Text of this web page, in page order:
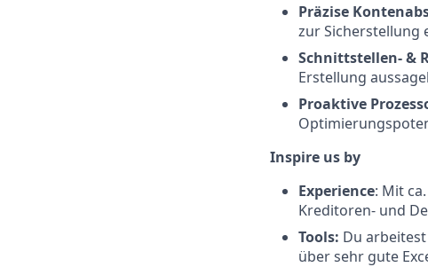
Präzise
zur Sicherstellung
Schnittstellen- &
Erstellung
Proaktive
Inspire us by
Experience: Mit
Kreditoren- und
Tools: Du
über sehr gute